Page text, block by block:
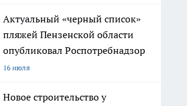
Актуальный «черный список»
пляжей Пензенской области
опубликовал Роспотребнадзор
16 июля
Новое строительство у